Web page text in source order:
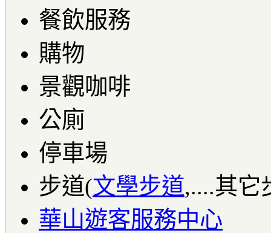
餐飲服務
購物
景觀咖啡
公廁
停車場
步道(文學步道,....其它
華山遊客服務中心